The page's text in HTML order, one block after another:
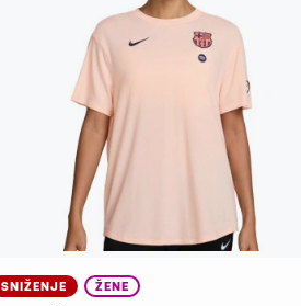
SNIŽENJE ŽENE